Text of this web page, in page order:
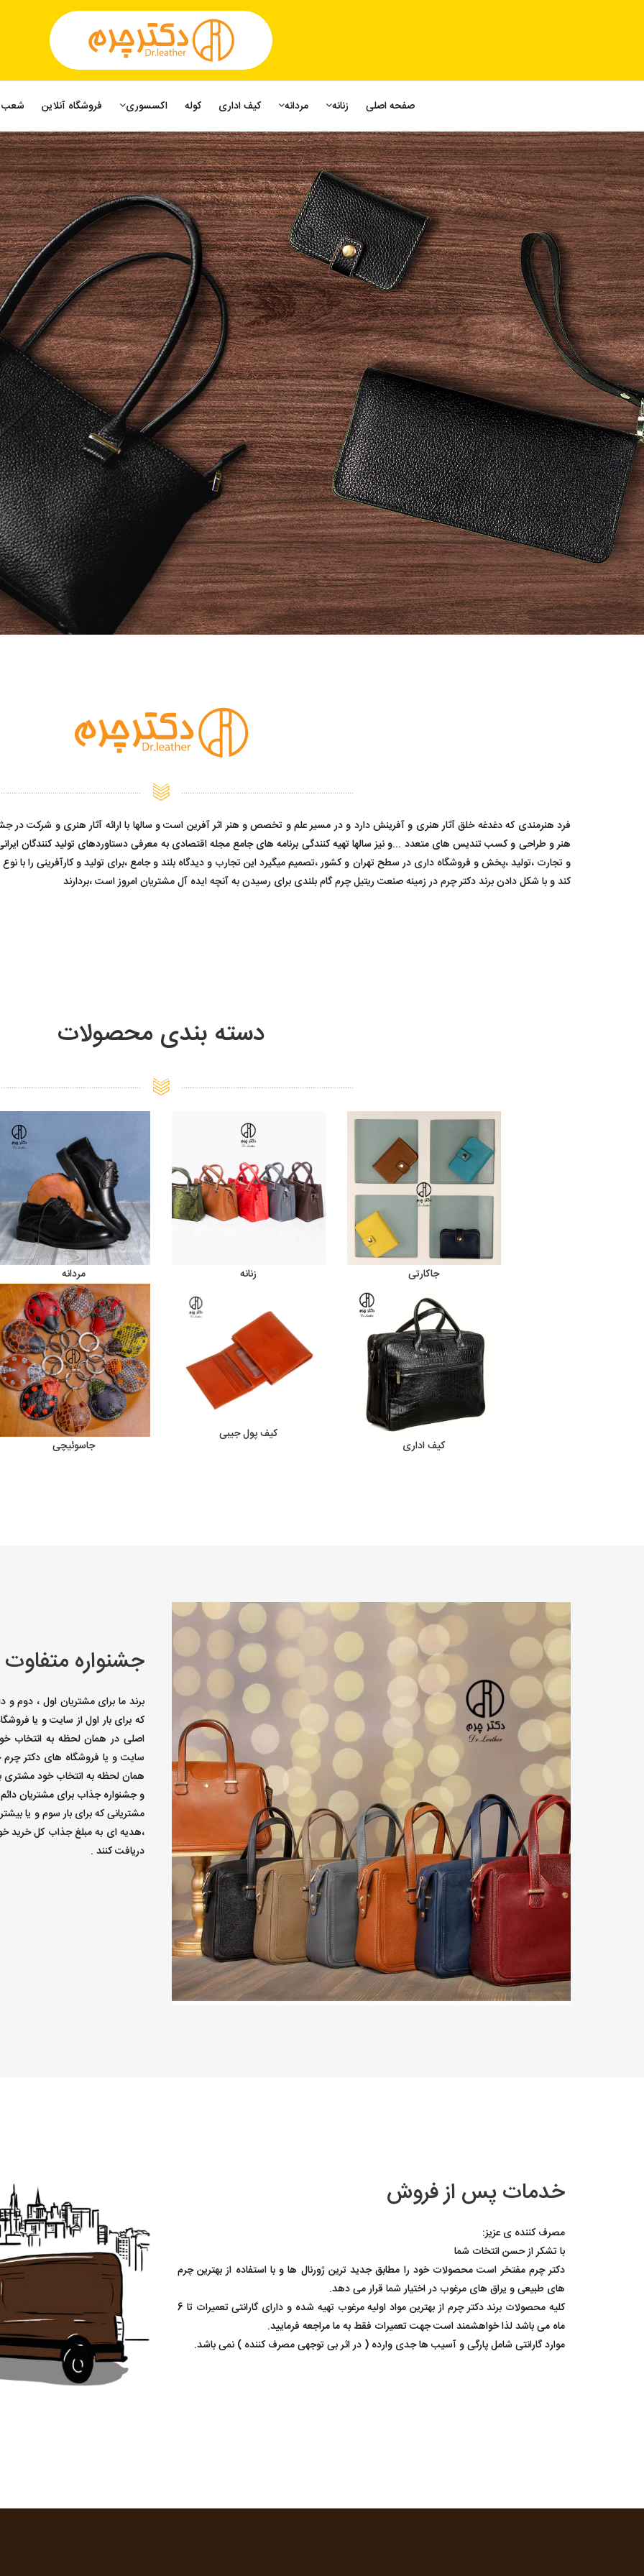
صفحه اصلی زنانه مردانه کیف اداری کوله اکسسوری فروشگاه آنلاین شعب
فرد هنرمندی که دغدغه خلق آثار هنری و آفرینش دارد و در مسیر علم و تخصص و هنر اثر آفرین است و سالها با ارائه آثار هنری و شرکت در
هنر و طراحی و کسب تندیس های متعدد ...و نیز سالها تهیه کنندگی برنامه های جامع مجله اقتصادی به معرفی دستاوردهای تولید کنندگان
و تجارت ،تولید ،پخش و فروشگاه داری در سطح تهران و کشور ،تصمیم میگیرد این تجارب و دیدگاه بلند و جامع ،برای تولید و کارآفرینی را
کند و با شکل دادن برند دکتر چرم در زمینه صنعت ریتیل چرم گام بلندی برای رسیدن به آنچه ایده آل مشتریان امروز است ،بردارند
دسته بندی محصولات
جاکارتی زنانه مردانه
کیف اداری
کیف پول جیبی
جاسوئیچی
جشنواره
برند ما برای مشتریان اول ، دوم
که برای بار اول از سایت و یا
اصلی در همان لحظه به انتخاب
سایت و یا فروشگاه های دکتر
همان لحظه به انتخاب خود مشتری
و جشنواره جذاب برای مشتریان
مشتریانی که برای بار سوم و یا
،هدیه ای به مبلغ جذاب کل خرید
دریافت کنند .
خدمات پس از فروش
مصرف کننده ی عزیز:
با تشکر از حسن انتخات شما
دکتر چرم مفتخر است محصولات خود را مطابق جدید ترین ژورنال ها و با استفاده از بهترین چرم
های طبیعی و یراق های مرغوب در اختیار شما قرار می دهد.
کلیه محصولات برند دکتر چرم از بهترین مواد اولیه مرغوب تهیه شده و دارای گارانتی تعمیرات تا 6
ماه می باشد لذا خواهشمند است جهت تعمیرات فقط به ما مراجعه فرمایید.
موارد گارانتی شامل پارگی و آسیب ها جدی وارده ( در اثر بی توجهی مصرف کننده ) نمی باشد.